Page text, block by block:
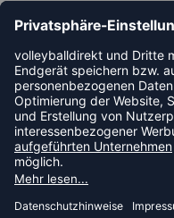
ABONNIERE JETZT DEN
VOLLEYBALLDIREKT-
NEUIGKEIT ODER